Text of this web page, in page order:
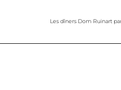
Les dîners Dom Ruinart